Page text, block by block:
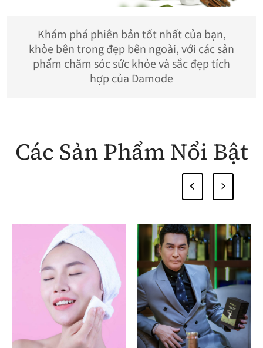
Khám phá phiên bản tốt nhất của bạn,
khỏe bên trong đẹp bên ngoài, với các sản
phẩm chăm sóc sức khỏe và sắc đẹp tích
hợp của Damode
Các Sản Phẩm Nổi Bật